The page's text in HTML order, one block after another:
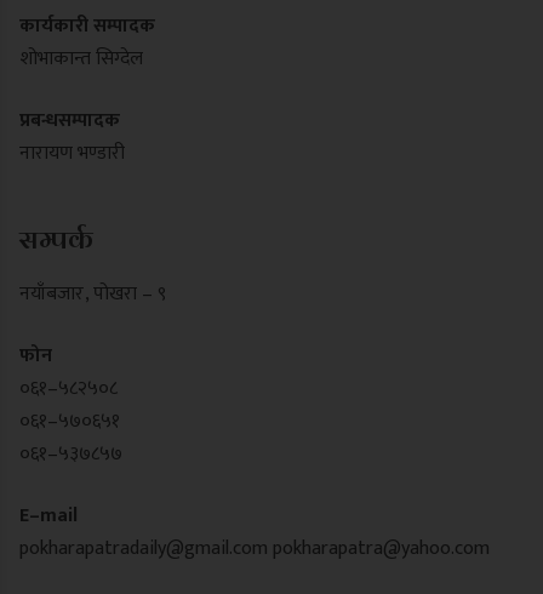
कार्यकारी सम्पादक
शोभाकान्त सिग्देल
प्रबन्धसम्पादक
नारायण भण्डारी
सम्पर्क
नयाँबजार , पोखरा – ९
फोन
०६१–५८२५०८
०६१–५७०६५१
०६१–५३७८५७
E–mail
pokharapatradaily@gmail.com pokharapatra@yahoo.com